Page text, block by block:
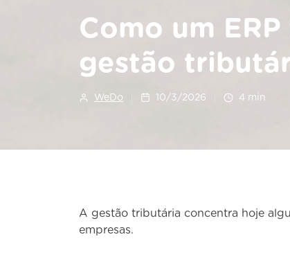
Como um
gestão
WeDo 10/3/2026 4 min
A gestão tributária concentra hoje
empresas.